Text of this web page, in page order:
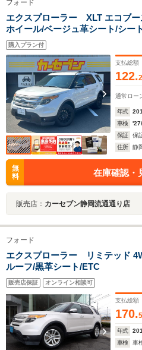
フォード
エクスプローラー XLT エコブ
ホイール/ベージュ革シート/シー
ックカメラ/ステアリングスイッ
滑防止/HID/バックソナー/サイド
イドバイザー/キーレス
購入プラン付
支払総額
122.2
通常ロー
年式
車検
保証
保
住所
静
無
料
在庫確認・
販売店： カーセブン静岡流通通り店
フォード
エクスプローラー リミテッド
ルーフ/黒革シート/ETC
販売店保証 オンライン相談可
支払総額
170.5
年式
車検
車